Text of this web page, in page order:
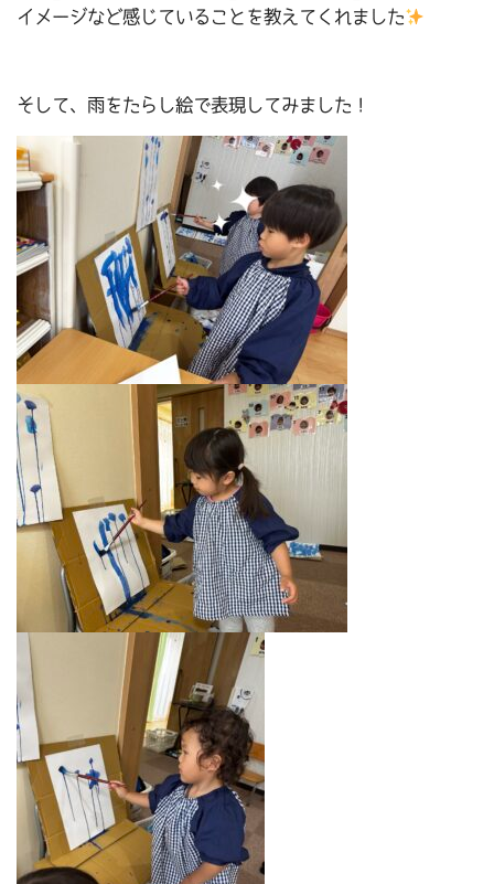
イメージなど感じていることを教えてくれました
そして、雨をたらし絵で表現してみました！